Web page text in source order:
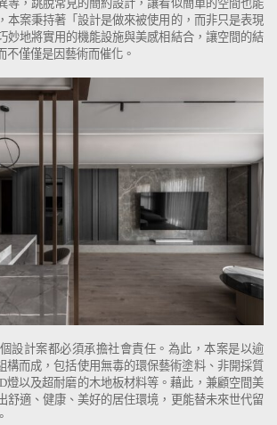
等，跳脫常見的簡約設計，讓看似簡單的空間也能
本案秉持著「設計是做來被使用的，而非只是表現
妙地將實用的機能設施與美感相結合，讓空間的結
不僅僅是因藝術而催化。
設計案都必須承擔社會責任。為此，本案是以逾
構而成，包括使用無毒的環保藝術塗料、非開採質
燈以及超耐磨的木地板材料等。藉此，兼顧空間美
舒適、健康、美好的居住環境，更能替未來世代留